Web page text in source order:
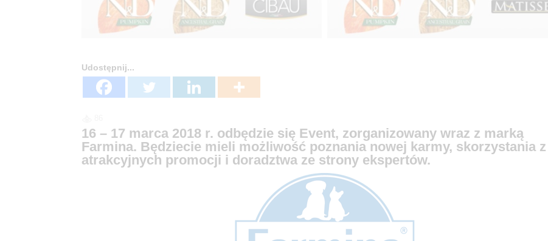
Udostępnij...
16 – 17 marca 2018 r. odbędzie się Event, zorganizowany wraz z marką
Farmina. Będziecie mieli możliwość poznania nowej karmy, skorzystania z
atrakcyjnych promocji i doradztwa ze strony ekspertów.